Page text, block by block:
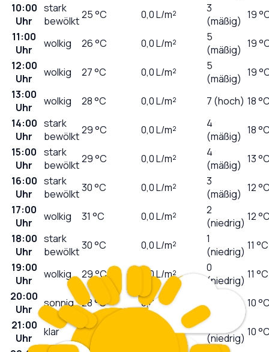
10:00
Uhr
stark
bewölkt25°C 0,0L/m²
3
(mäßig) 19
11:00
Uhr
wolkig 26°C 0,0L/m²
5
(mäßig) 19
12:00
Uhr
wolkig 27°C 0,0L/m²
5
(mäßig) 19
13:00
Uhr
wolkig 28°C 0,0L/m² 7 (hoch) 18
14:00
Uhr
stark
bewölkt29°C 0,0L/m²
4
(mäßig) 18
15:00
Uhr
stark
bewölkt29°C 0,0L/m²
4
(mäßig) 13
16:00
Uhr
stark
bewölkt30°C 0,0L/m²
3
(mäßig) 12
17:00
Uhr
wolkig 31 °C 0,0L/m²
2
(niedrig) 12
18:00
Uhr
stark
bewölkt30°C 0,0L/m²
1
(niedrig) 11 °C
19:00
Uhr
wolkig 29°C 0,0L/m²
0
(niedrig) 11 °C
20:00
Uhr
sonnig 28°C 0,0L/m²
(niedrig)10
21:00
Uhr
klar 25°C L/m²
(niedrig) 10